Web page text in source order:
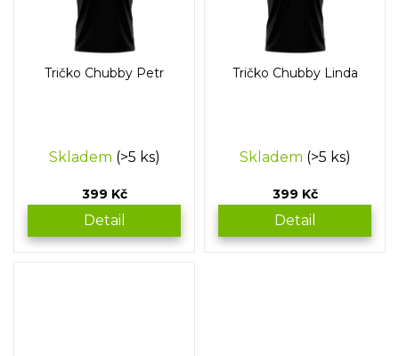
Tričko Chubby Petr
Skladem (>5 ks)
399 Kč
Detail
Tričko Chubby Linda
Skladem (>5 ks)
399 Kč
Detail